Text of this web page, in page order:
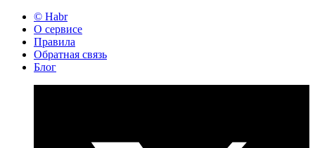
© Habr
О сервисе
Правила
Обратная связь
Блог